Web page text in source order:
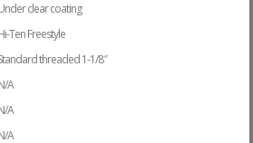
clear coating
Ten Freestyle
threaded 1-1/8″
A
A
A